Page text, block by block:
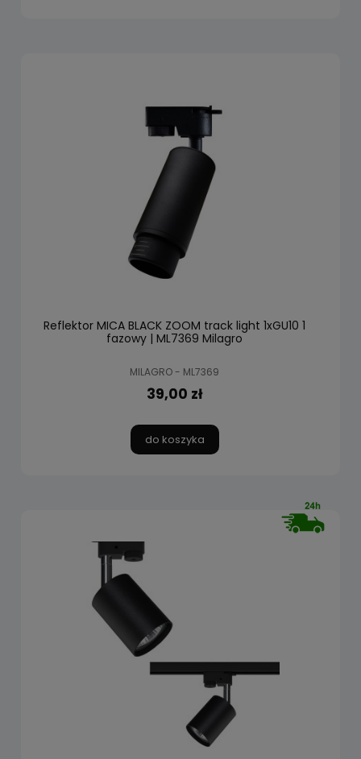
Reflektor MICA BLACK ZOOM track light 1xGU10 1
fazowy | ML7369 Milagro
MILAGRO - ML7369
39,00 zł
do koszyka